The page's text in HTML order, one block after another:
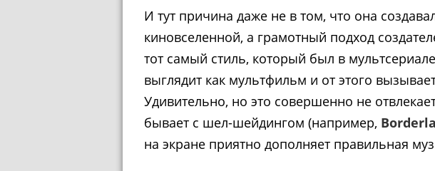
И тут причина даже не в том, что она
киновселенной, а грамотный подход
тот самый стиль, который был в
выглядит как мультфильм и от этого
Удивительно, но это совершенно не
бывает с шел-шейдингом (например,
на экране приятно дополняет правильная